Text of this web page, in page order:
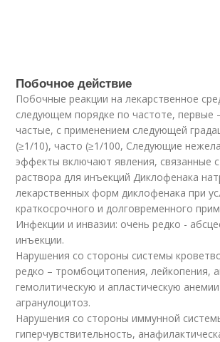
Побочное действие
Побочные реакции на лекарственное
следующем порядке по частоте, первые
частые, с применением следующей
(≥1/10), часто (≥1/100, Следующие
эффекты включают явления, связанные
раствора для инъекций Диклофенака
лекарст­венных форм диклофенака при
краткосрочного и долговременного
Инфекции и инвазии: очень редко -
инъекции.
Нарушения со стороны системы
редко – тромбоцитопения, лейкопения,
гемолитическую и апластическую
агранулоцитоз.
Нарушения со стороны иммунной
гиперчувствительность,